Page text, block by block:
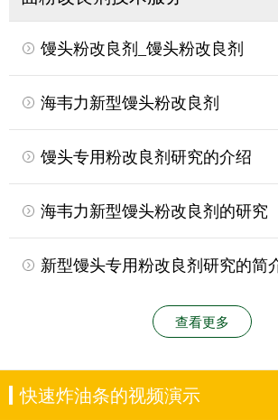
馒头粉改良剂_馒头粉改良剂
海韦力新型馒头粉改良剂
馒头专用粉改良剂研究的介绍
海韦力新型馒头粉改良剂的研究
新型馒头专用粉改良剂研究的简
查看更多
快速炸油条的视频演示